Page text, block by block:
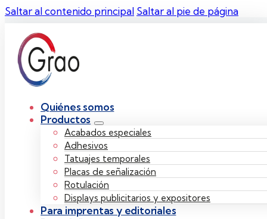
Saltar al contenido principal Saltar al pie de página
Quiénes somos
Productos
Acabados especiales
Adhesivos
Tatuajes temporales
Placas de señalización
Rotulación
Displays publicitarios y expositores
Para imprentas y editoriales